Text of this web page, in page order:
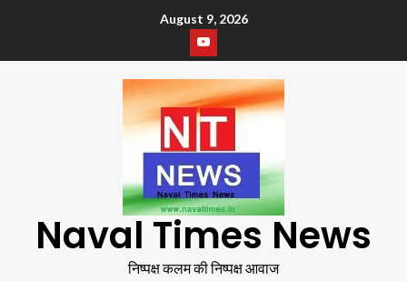
August 9, 2026
Naval Times News
निष्पक्ष कलम की निष्पक्ष आवाज